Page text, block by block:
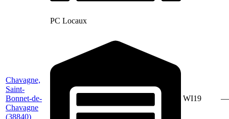
PC Locaux
Chavagne,
Saint-
Bonnet-de-
Chavagne
(38840)
WI19 —